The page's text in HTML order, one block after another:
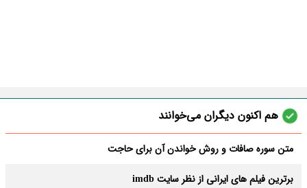
هم اکنون دیگران می‌خوانند
متن سوره صافات و روش خواندن آن برای حاجت
برترین فیلم های ایرانی از نظر سایت imdb